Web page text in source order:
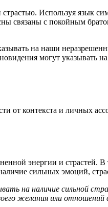
Используя язык
связаны с покойным
на наши
могут указывать
от контекста и личных
энергии и страстей. В
сильных эмоций,
на наличие сильной
желания или отношений